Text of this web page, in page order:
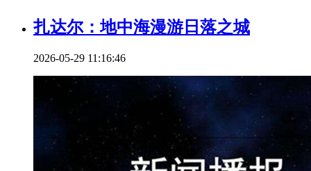
扎达尔：地中海漫游日落之城
2026-05-29 11:16:46